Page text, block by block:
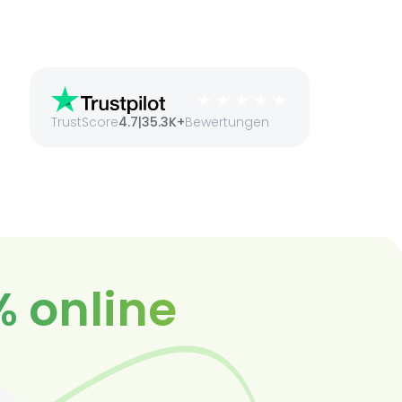
TrustScore4.7|35.3K+Bewertungen
online